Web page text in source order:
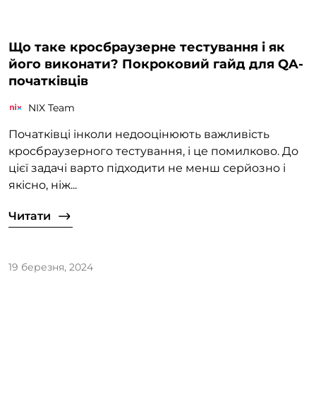
Що таке кросбраузерне тестування і як
його виконати? Покроковий гайд для QA-
початківців
NIX Team
Початківці інколи недооцінюють важливість
кросбраузерного тестування, і це помилково. До
цієї задачі варто підходити не менш серйозно і
якісно, ніж...
Читати
19 березня, 2024